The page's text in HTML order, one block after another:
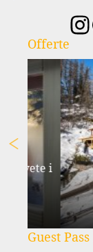
Offerte
☃️
Guest